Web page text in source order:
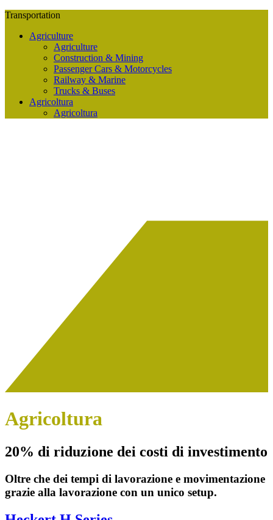
Transportation
Agriculture
Agriculture
Construction & Mining
Passenger Cars & Motorcycles
Railway & Marine
Trucks & Buses
Agricoltura
Agricoltura
Agricoltura
20% di riduzione dei costi di investimento
Oltre che dei tempi di lavorazione e movimentazione
grazie alla lavorazione con un unico setup.